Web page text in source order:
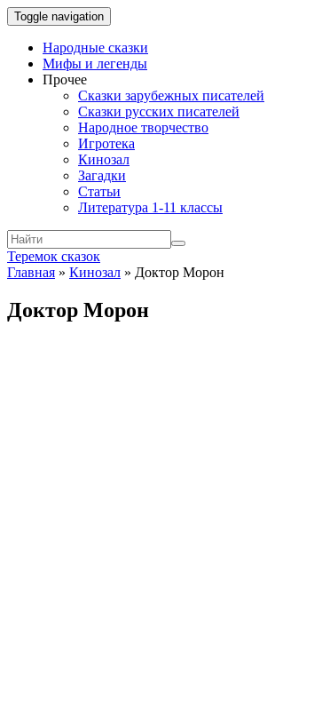
Toggle navigation
Народные сказки
Мифы и легенды
Прочее
Сказки зарубежных писателей
Сказки русских писателей
Народное творчество
Игротека
Кинозал
Загадки
Статьи
Литература 1-11 классы
Теремок сказок
Главная » Кинозал » Доктор Морон
Доктор Морон